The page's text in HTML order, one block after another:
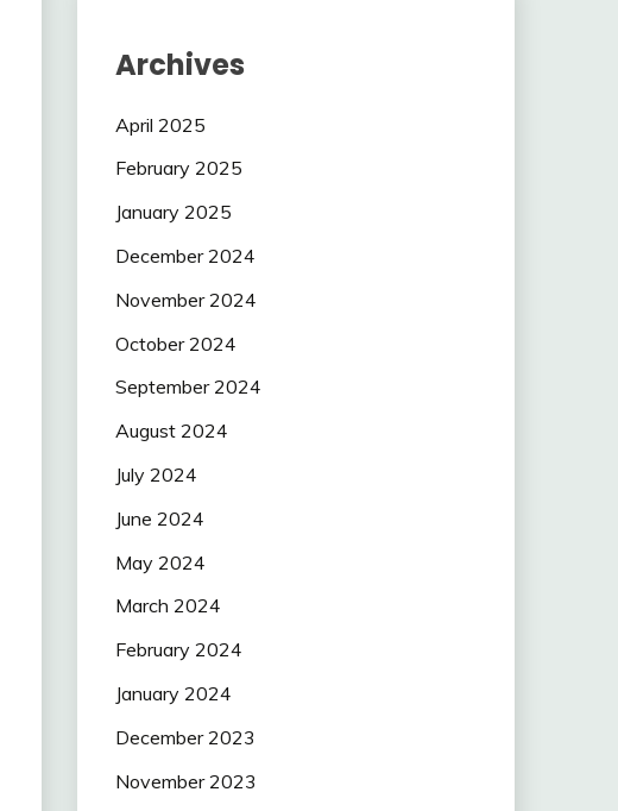
Archives
April 2025
February 2025
January 2025
December 2024
November 2024
October 2024
September 2024
August 2024
July 2024
June 2024
May 2024
March 2024
February 2024
January 2024
December 2023
November 2023